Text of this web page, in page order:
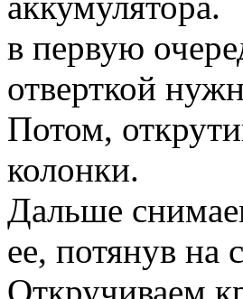
в первую
отверткой
Потом,
колонки.
Дальше
ее, потянув на
Откручиваем